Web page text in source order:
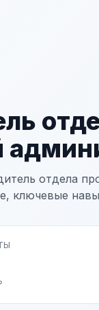
отдела
ключевые